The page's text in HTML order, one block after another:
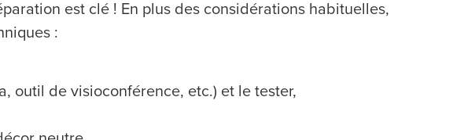
est clé ! En plus des considérations habituelles,
:
outil de visioconférence, etc.) et le tester,